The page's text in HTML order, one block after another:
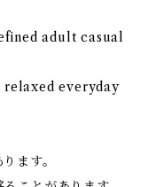
adult casual
everyday
ます。